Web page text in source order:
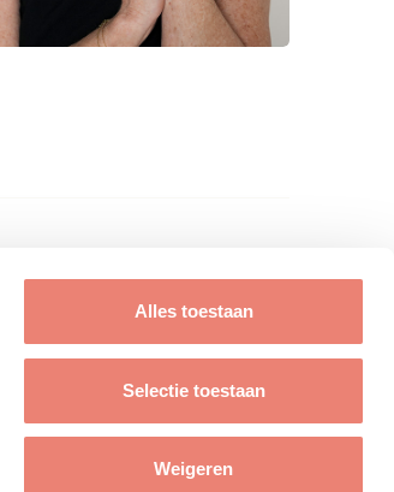
Alles toestaan
Selectie toestaan
Weigeren